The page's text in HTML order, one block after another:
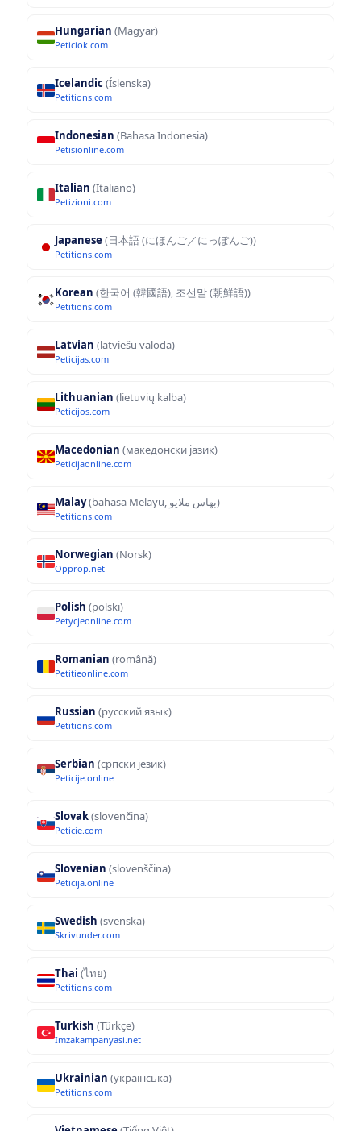
Hungarian (Magyar)
Peticiok.com
Icelandic(Íslenska)
Petitions.com
Indonesian (Bahasa Indonesia)
Petisionline.com
Italian (Italiano)
Petizioni.com
Japanese (日本語 (にほんご／にっぽんご))
Petitions.com
Korean (한국어 (韓國語), 조선말 (朝鮮語))
Petitions.com
Latvian (latviešu valoda)
Peticijas.com
Lithuanian (lietuvių kalba)
Peticijos.com
Macedonian (македонски јазик)
Peticijaonline.com
Malay (bahasa Melayu, بهاس ملايو‎)
Petitions.com
Norwegian (Norsk)
Opprop.net
Polish (polski)
Petycjeonline.com
Romanian (română)
Petitieonline.com
Russian (русский язык)
Petitions.com
Serbian (српски језик)
Peticije.online
Slovak(slovenčina)
Peticie.com
Slovenian (slovenščina)
Peticija.online
Swedish (svenska)
Skrivunder.com
Thai (ไทย)
Petitions.com
Turkish (Türkçe)
Imzakampanyasi.net
Ukrainian (українська)
Petitions.com